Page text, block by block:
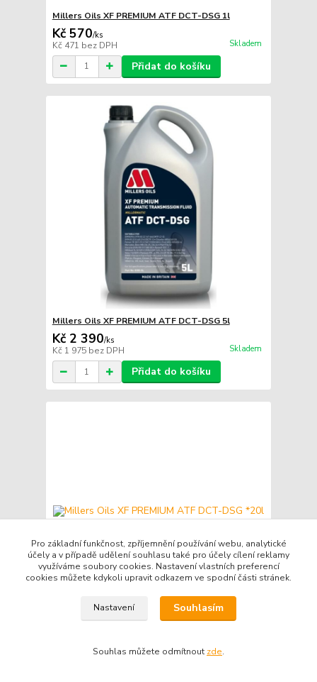
Millers Oils XF PREMIUM ATF DCT-DSG 1l
Kč 570/ks
Kč 471 bez DPH Skladem
Přidat do košíku
Millers Oils XF PREMIUM ATF DCT-DSG 5l
Kč 2 390/ks
Kč 1 975 bez DPH Skladem
Přidat do košíku
Kč 8 990 ks
bez DPH
Pro základní funkčnost, zpříjemnění používání webu, analytické
účely a v případě udělení souhlasu také pro účely cílení reklamy
využíváme soubory cookies. Nastavení vlastních preferencí
cookies můžete kdykoli upravit odkazem ve spodní části stránek.
Nastavení Souhlasím
Souhlas můžete odmítnout zde.